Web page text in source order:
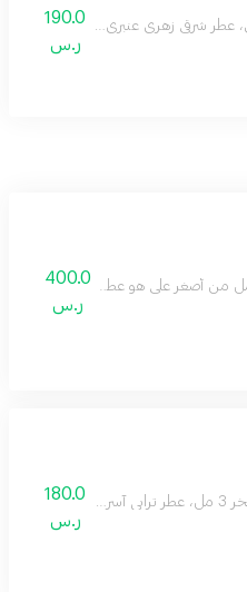
عطر شرقي زهري عنبري مع الورد،
190.0
ر.س
400.0
ر.س
بأن لا تُنسى.
180.0
ر.س